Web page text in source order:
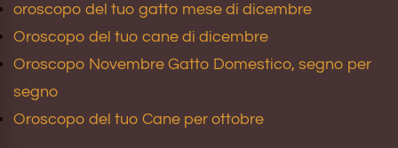
oroscopo del tuo gatto mese di dicembre
Oroscopo del tuo cane di dicembre
Oroscopo Novembre Gatto Domestico, segno per
segno
Oroscopo del tuo Cane per ottobre